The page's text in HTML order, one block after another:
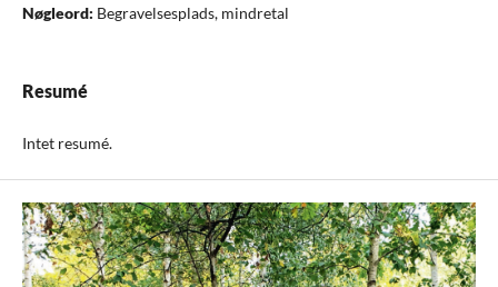
Nøgleord: Begravelsesplads, mindretal
Resumé
Intet resumé.